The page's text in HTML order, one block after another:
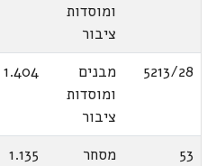
ומוסדות
ציבור
5213/28
מבנים
ומוסדות
ציבור
1.404
53 מסחר
1.135